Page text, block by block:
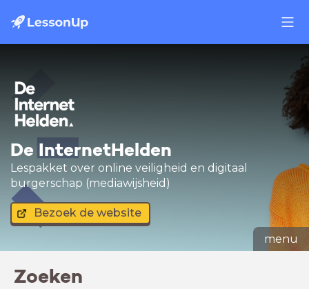
De InternetHelden
Lespakket over online veiligheid en digitaal
burgerschap (mediawijsheid)
Bezoek de website
menu
Zoeken